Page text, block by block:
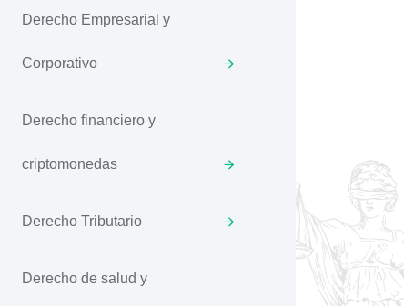
Derecho Empresarial y
Corporativo
Derecho financiero y
criptomonedas
Derecho Tributario
Derecho de salud y